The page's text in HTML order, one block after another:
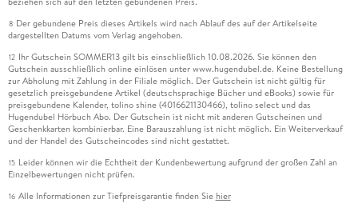
8 Der gebundene Preis dieses Artikels wird nach Ablauf des auf der Artikelseite
dargestellten Datums vom Verlag angehoben.
12 Ihr Gutschein SOMMER13 gilt bis einschließlich 10.08.2026. Sie können den
Gutschein ausschließlich online einlösen unter www.hugendubel.de. Keine Bestellung
zur Abholung mit Zahlung in der Filiale möglich. Der Gutschein ist nicht gültig für
gesetzlich preisgebundene Artikel (deutschsprachige Bücher und eBooks) sowie für
preisgebundene Kalender, tolino shine (4016621130466), tolino select und das
Hugendubel Hörbuch Abo. Der Gutschein ist nicht mit anderen Gutscheinen und
Geschenkkarten kombinierbar. Eine Barauszahlung ist nicht möglich. Ein Weiterverkauf
und der Handel des Gutscheincodes sind nicht gestattet.
15 Leider können wir die Echtheit der Kundenbewertung aufgrund der großen Zahl an
Einzelbewertungen nicht prüfen.
16 Alle Informationen zur Tiefpreisgarantie finden Sie hier